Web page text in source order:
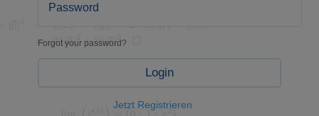
Forgot your password?
Login
Jetzt Registrieren